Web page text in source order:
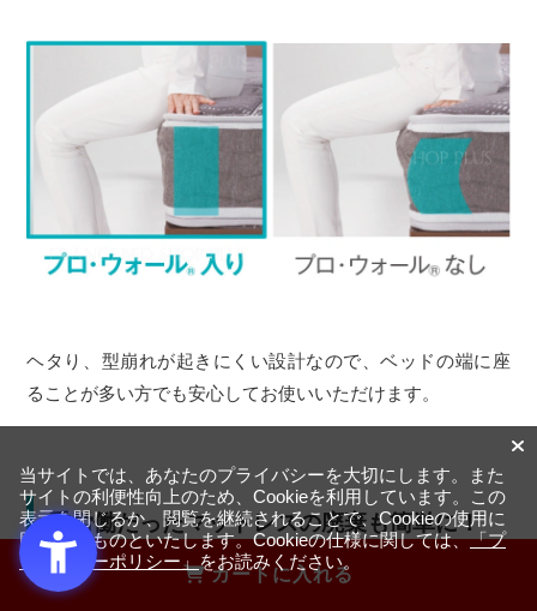
カートに入れる
ヘタり、型崩れが起きにくい設計なので、ベッドの端に座
ることが多い方でも安心してお使いいただけます。
重労働だったマットレスの廃棄も簡単に！
当サイトでは、あなたのプライバシーを大切にします。また
サイトの利便性向上のため、Cookieを利用しています。この
表示を閉じるか、閲覧を継続されることで、Cookieの使用に
同意するものといたします。Cookieの仕様に関しては、「プ
ライバシーポリシー」をお読みください。